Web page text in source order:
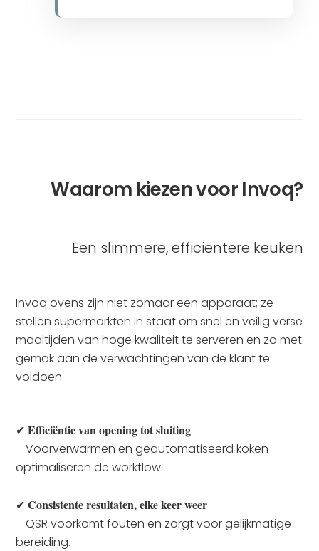
Waarom kiezen voor Invoq?
Een slimmere, efficiëntere keuken
Invoq ovens zijn niet zomaar een apparaat; ze
stellen supermarkten in staat om snel en veilig verse
maaltijden van hoge kwaliteit te serveren en zo met
gemak aan de verwachtingen van de klant te
voldoen.
✔Efficiëntie van opening tot sluiting
– Voorverwarmen en geautomatiseerd koken
optimaliseren de workflow.
✔Consistente resultaten, elke keer weer
– QSR voorkomt fouten en zorgt voor gelijkmatige
bereiding.